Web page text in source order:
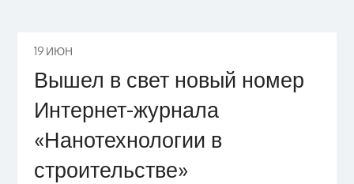
19 ИЮН
Вышел в свет новый номер
Интернет-журнала
«Нанотехнологии в
строительстве»